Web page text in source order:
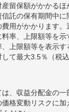
留保額がかかる
託の保有期間中
用がかかります
率、上限額等を
上限額等を表示
て最大3.5％（税
、収益分配金の
格変動リスクに